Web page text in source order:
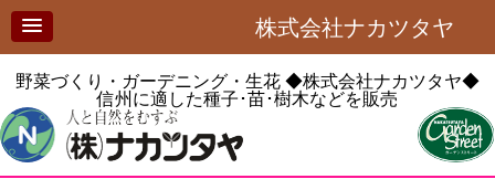
株式会社ナカツタヤ
野菜づくり・ガーデニング・生花◆株式会社ナカツタヤ◆
信州に適した種子･苗･樹木などを販売